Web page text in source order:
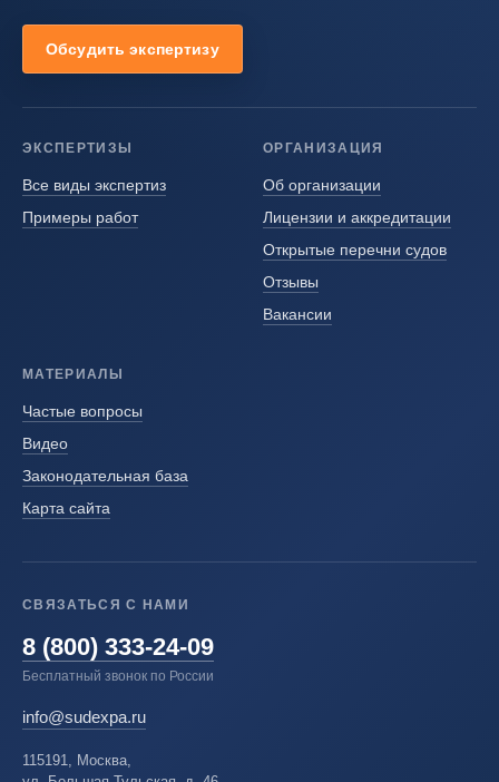
Обсудить экспертизу
ЭКСПЕРТИЗЫ
Все виды экспертиз
Примеры работ
ОРГАНИЗАЦИЯ
Об организации
Лицензии и аккредитации
Открытые перечни судов
Отзывы
Вакансии
МАТЕРИАЛЫ
Частые вопросы
Видео
Законодательная база
Карта сайта
СВЯЗАТЬСЯ С НАМИ
8 (800) 333-24-09
Бесплатный звонок по России
info@sudexpa.ru
115191, Москва,